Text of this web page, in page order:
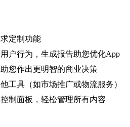
定制功能
户行为，生成报告助您优化App
您作出更明智的商业决策
工具（如市场推广或物流服务）
制面板，轻松管理所有内容